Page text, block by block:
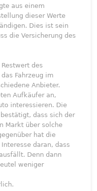
aus einem
dieser Werte
Dies ist sein
die Versicherung des
des
Fahrzeug im
Anbieter.
Aufkäufer an,
interessieren. Die
dass sich der
Markt über solche
hat die
daran, dass
Denn dann
weniger